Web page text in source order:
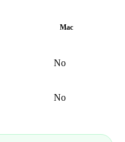
Mac
No
No